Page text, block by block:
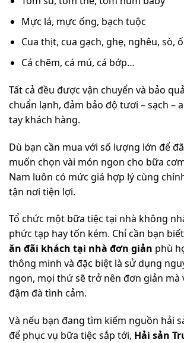
Mực lá, mực ống, bạch tuộc
Cua thịt, cua gạch, ghẹ, nghêu, sò,
Cá chẽm, cá mú, cá bớp…
Tất cả đều được vận chuyển và bảo
chuẩn lạnh, đảm bảo độ tươi – sạch –
tay khách hàng.
Dù bạn cần mua với số lượng lớn để
muốn chọn vài món ngon cho bữa
Nam luôn có mức giá hợp lý cùng
tận nơi tiện lợi.
Tổ chức một bữa tiệc tại nhà không
phức tạp hay tốn kém. Chỉ cần bạn
ăn đãi khách tại nhà đơn giản phù
thông minh và đặc biệt là sử dụng
ngon, mọi thứ sẽ trở nên đơn giản mà
đậm đà tình cảm.
Và nếu bạn đang tìm kiếm nguồn hải
để phục vụ bữa tiệc sắp tới, Hải sản